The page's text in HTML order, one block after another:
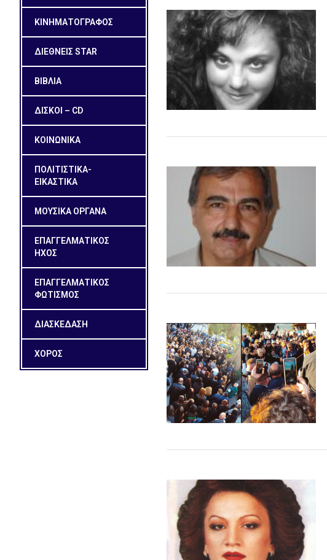
ΚΙΝΗΜΑΤΟΓΡΑΦΟΣ
ΔΙΕΘΝΕΙΣ STAR
ΒΙΒΛΙΑ
ΔΙΣΚΟΙ – CD
ΚΟΙΝΩΝΙΚΑ
ΠΟΛΙΤΙΣΤΙΚΑ-
ΕΙΚΑΣΤΙΚΑ
ΜΟΥΣΙΚΑ ΟΡΓΑΝΑ
ΕΠΑΓΓΕΛΜΑΤΙΚΟΣ
ΗΧΟΣ
ΕΠΑΓΓΕΛΜΑΤΙΚΟΣ
ΦΩΤΙΣΜΟΣ
ΔΙΑΣΚΕΔΑΣΗ
ΧΟΡΟΣ